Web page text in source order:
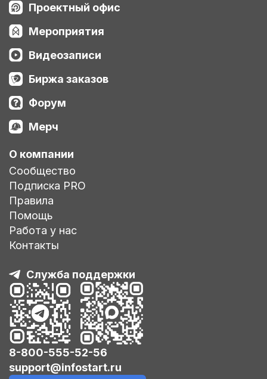
Проектный офис
Мероприятия
Видеозаписи
Биржа заказов
Форум
Мерч
О компании
Сообщество
Подписка PRO
Правила
Помощь
Работа у нас
Контакты
Служба поддержки
8-800-555-52-56
support@infostart.ru